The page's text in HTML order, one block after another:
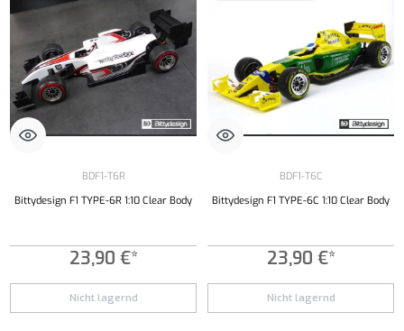
BDF1-T6R
Bittydesign F1 TYPE-6R 1:10 Clear Body
23,90 €*
Nicht lagernd
BDF1-T6C
Bittydesign F1 TYPE-6C 1:10 Clear Body
23,90 €*
Nicht lagernd